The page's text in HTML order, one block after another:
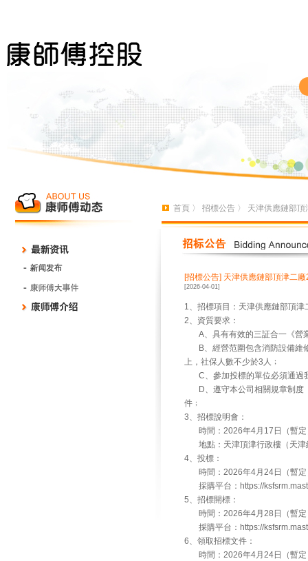
首頁 〉 招標公告 〉 天津供應鏈部
[招標公告] 天津供應鏈部頂津二
[2026-04-01]
1、招標項目：天津供應鏈部頂
2、資質要求：
A、具有有效的三証合一《營
B、經營范圍包含消防設備維
上，社保人數不少於3人﹔
C、參加投標的單位必須通過
D、遵守本公司相關規章制度
件﹔
3、招標說明會：
時間：2026年4月17日（暫定
地點：天津頂津行政樓（天津
4、投標：
時間：2026年4月24日（暫定
採購平台：https://
5、招標開標：
時間：2026年4月28日（暫定
採購平台：https://
6、領取招標文件：
時間：2026年4月24日（暫定